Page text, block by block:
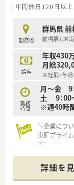
＜こんな方に
★年間休日
★高年収をお
年間休日120日以上
勤務地
群馬県 前
前橋駅 (JR
給与
年収430
月給
※経験・年
勤務
時間
月～金 9
土 9：00
※週40時
＼企業につ
東証プライ
す！
「全ては健
に信頼され
詳細を